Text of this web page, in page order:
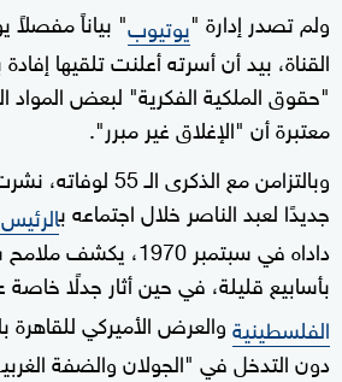
ولم تصدر إدارة "يوتيوب" بياناً
القناة، بيد أن أسرته أعلنت تلقيها
"حقوق الملكية الفكرية" لبعض المواد
معتبرة أن "الإغلاق غير مبرر".
وبالتزامن مع الذكرى
جديدًا لعبد الناصر خلال اجتماعه ب
داداه في سبتمبر 1970،
بأسابيع قليلة، في حين أثار جدلًا
الفلسطينيةوالعرض الأميركي للقاهرة
دون التدخل في "الجولان والضفة الغربية